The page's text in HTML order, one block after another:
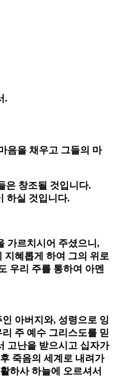
.
음을 채우고 그들의 마
은 창조될 것입니다.
하실 것입니다.
가르치시어 주셨으니,
지혜롭게 하여 그의 위로
우리 주를 통하여 아멘
아버지와, 성령으로 잉
주 예수 그리스도를 믿
고난을 받으시고 십자가
죽음의 세계로 내려가
하사 하늘에 오르셔서